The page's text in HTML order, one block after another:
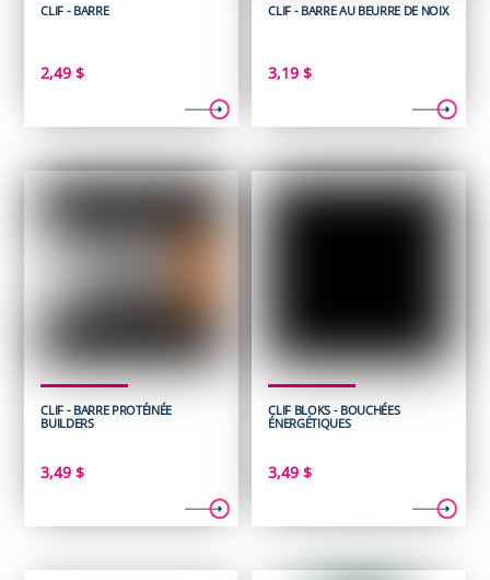
CLIF - BARRE
2,49$
CLIF - BARRE AU BEURRE DE NOIX
3,19$
CLIF - BARRE PROTÉINÉE
BUILDERS
3,49$
CLIF BLOKS - BOUCHÉES
ÉNERGÉTIQUES
3,49$